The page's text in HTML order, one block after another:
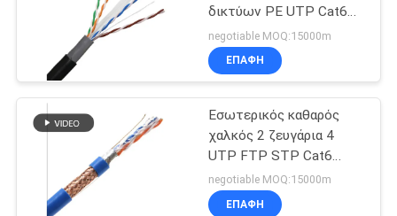
δικτύων PE UTP Cat6
PVC 305M
negotiable MOQ:15000m
ΕΠΑΦΉ
Εσωτερικός καθαρός
χαλκός 2 ζευγάρια 4
UTP FTP STP Cat6
ζευγάρια καλωδίων του
τοπικού LAN
negotiable MOQ:15000m
ΕΠΑΦΉ